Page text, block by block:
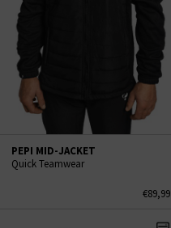
PEPI MID-JACKET
Quick Teamwear
€89,99